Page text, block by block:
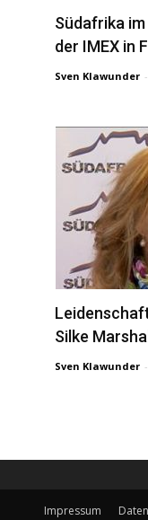
Südafrika
der IMEX in
Sven Klawunder -
Silke Marshall
Sven Klawunder -
Impressum